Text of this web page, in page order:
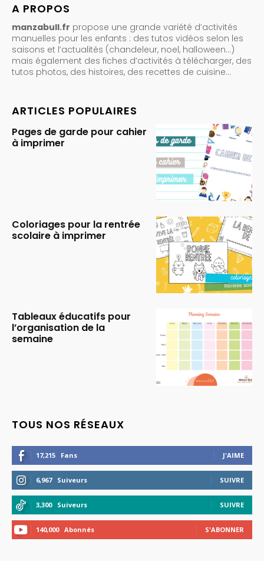
A PROPOS
manzabull.fr propose une grande variété d’activités
manuelles pour les enfants : des tutos vidéos selon les
saisons et l’actualités (chandeleur, noel, halloween…)
mais également des fiches d’activités à télécharger, des
tutos photos, des histoires, des recettes de cuisine…
ARTICLES POPULAIRES
Pages de garde pour cahier
à imprimer
Coloriages pour la rentrée
scolaire à imprimer
Tableaux éducatifs pour
l’organisation de la
semaine
TOUS NOS RÉSEAUX
17,215 Fans J'AIME
6,967 Suiveurs SUIVRE
3,300 Suiveurs SUIVRE
140,000 Abonnés S'ABONNER